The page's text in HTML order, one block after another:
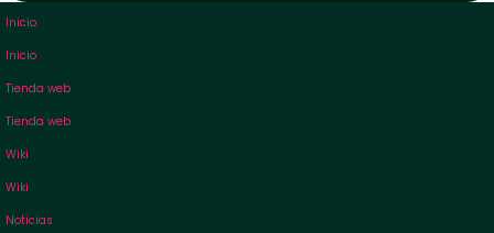
Inicio
Inicio
Tienda web
Tienda web
Wiki
Wiki
Noticias